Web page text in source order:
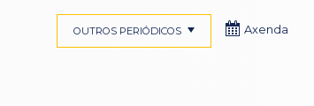
OUTROS PERIÓDICOS Axenda